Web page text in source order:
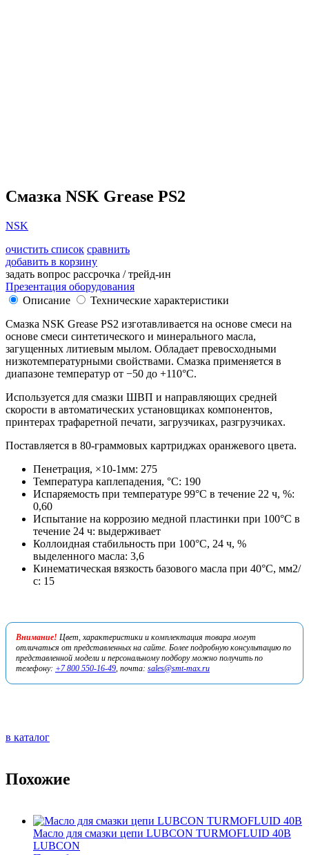
Смазка NSK Grease PS2
NSK
очистить список сравнить
добавить в корзину
задать вопрос рассрочка / трейд-ин
Презентация оборудования
Описание
Технические характеристики
Смазка NSK Grease PS2 изготавливается на основе смеси на
основе смеси синтетического и минерального масла,
загущенных литиевым мылом. Обладает превосходными
низкотемпературными свойствами. Смазка применяется в
диапазоне температур от −50 до +110°С.
Используется для смазки ШВП и направляющих средней
скорости в автоматических установщиках компонентов,
принтерах трафаретной печати, загрузчиках, разгрузчиках.
Поставляется в 80-граммовых картриджах оранжевого цвета.
Пенетрация, ×10-1мм: 275
Температура каплепадения, °С: 190
Испаряемость при температуре 99°С в течение 22 ч, %:
0,60
Испытание на коррозию медной пластинки при 100°С в
течение 24 ч: выдерживает
Коллоидная стабильность при 100°С, 24 ч, %
выделенного масла: 3,6
Кинематическая вязкость базового масла при 40°С, мм2/
с: 15
Внимание! Цвет, характеристики и комплектация товара могут
отличаться от представленных на сайте. Более подробную консультацию по
представленной модели и персональному подбору можно получить по
телефону: +7 800 550-16-49, почта: sales@smt-max.ru
в каталог
Похожие
Масло для смазки цепи LUBCON TURMOFLUID 40B
LUBCON